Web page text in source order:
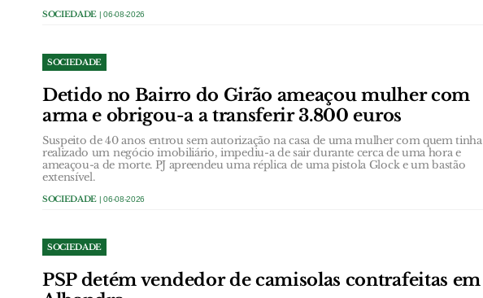
SOCIEDADE | 06-08-2026
SOCIEDADE
Detido no Bairro do Girão ameaçou mulher com
arma e obrigou-a a transferir 3.800 euros
Suspeito de 40 anos entrou sem autorização na casa de uma mulher com quem tinha
realizado um negócio imobiliário, impediu-a de sair durante cerca de uma hora e
ameaçou-a de morte. PJ apreendeu uma réplica de uma pistola Glock e um bastão
extensível.
SOCIEDADE | 06-08-2026
SOCIEDADE
PSP detém vendedor de camisolas contrafeitas em